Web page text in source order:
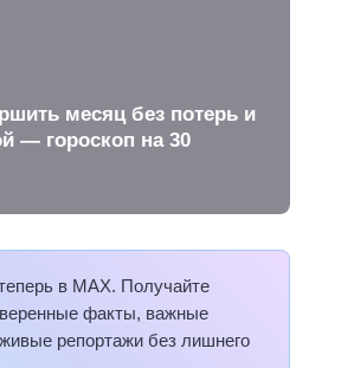
месяц без потерь и
— гороскоп на 30
в MAX. Получайте
факты, важные
репортажи без лишнего